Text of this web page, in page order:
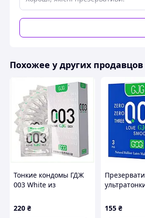
усовершенствовала сою линейку,
улучшили качество материала.
Презервативы MY SIZE PRO
использованию высокочистого
SIZE PRO намного тоньше и
Презервативы MY SIZE PRO
Презервативы MY SIZE PRO не
животного происхождения.
Наши веганские презервативы
сертифицированным и
соответствуют Директиве ЕС по
Похожее у других продавцов
Тонкие кондомы ГДЖ
003 White из
10 шт, 90CBK29530
220 ₴
шт
155 ₴